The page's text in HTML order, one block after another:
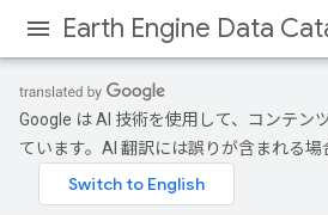
Earth Engine Data
Google は AI 技術を使用して、コンテン
ています。AI 翻訳には誤りが含まれる場